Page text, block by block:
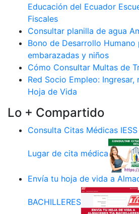
Educación del Ecuador
Fiscales
Consultar planilla de agua
Bono de Desarrollo Humano
embarazadas y niños
Cómo Consultar Multas de
Red Socio Empleo:
Hoja de Vida
Lo + Compartido
Consulta Citas Médicas
Lugar de cita médica
Envía tu hoja de vida a
BACHILLERES